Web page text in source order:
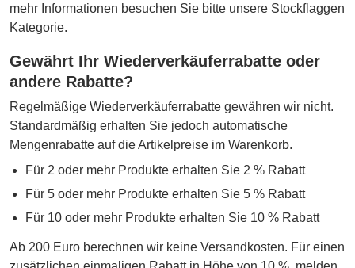
mehr Informationen besuchen Sie bitte unsere Stockflaggen
Kategorie.
Gewährt Ihr Wiederverkäuferrabatte oder
andere Rabatte?
Regelmäßige Wiederverkäuferrabatte gewähren wir nicht.
Standardmäßig erhalten Sie jedoch automatische
Mengenrabatte auf die Artikelpreise im Warenkorb.
Für 2 oder mehr Produkte erhalten Sie 2 % Rabatt
Für 5 oder mehr Produkte erhalten Sie 5 % Rabatt
Für 10 oder mehr Produkte erhalten Sie 10 % Rabatt
Ab 200 Euro berechnen wir keine Versandkosten. Für einen